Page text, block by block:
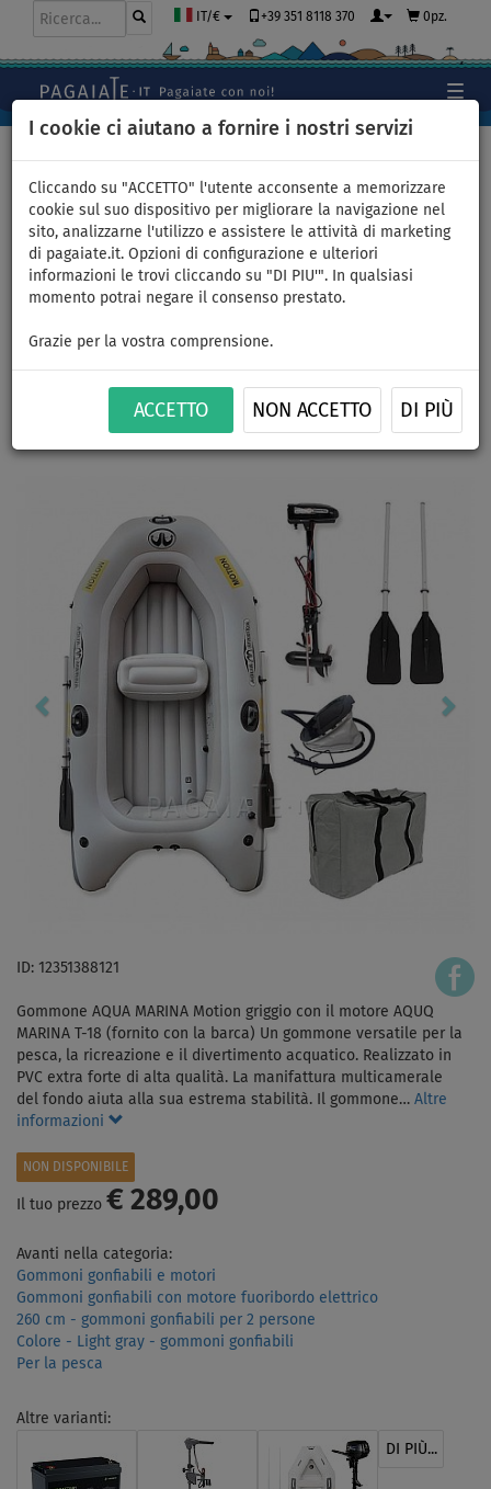
I cookie ci aiutano a fornire i nostri servizi
Cliccando su "ACCETTO" l'utente acconsente a memorizzare
cookie sul suo dispositivo per migliorare la navigazione nel
sito, analizzarne l'utilizzo e assistere le attività di marketing
di pagaiate.it. Opzioni di configurazione e ulteriori
informazioni le trovi cliccando su "DI PIU'". In qualsiasi
momento potrai negare il consenso prestato.
Grazie per la vostra comprensione.
ACCETTO NON ACCETTO DI PIÙ
IT/€ +39 351 8118 370 0pz.
Gommone gonfiabile AQUA
MARINA Motion grey +
MOTORE AQUA MARINA T-18,
senza batteria
ID: 12351388121
Gommone AQUA MARINA Motion griggio con il motore AQUQ
MARINA T-18 (fornito con la barca) Un gommone versatile per la
pesca, la ricreazione e il divertimento acquatico. Realizzato in
PVC extra forte di alta qualità. La manifattura multicamerale
del fondo aiuta alla sua estrema stabilità. Il gommone… Altre
informazioni
NON DISPONIBILE
Il tuo prezzo € 289,00
Avanti nella categoria:
Gommoni gonfiabili e motori
Gommoni gonfiabili con motore fuoribordo elettrico
260 cm - gommoni gonfiabili per 2 persone
Colore - Light gray - gommoni gonfiabili
Per la pesca
Altre varianti:
DI PIÙ...